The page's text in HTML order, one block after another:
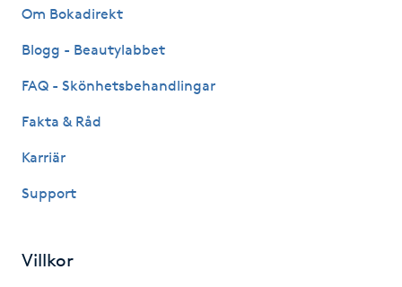
Hårvård
Hälsa
IPL
Om Bokadirekt
Blogg - Beautylabbet
FAQ - Skönhetsbehandlingar
Fakta & Råd
Karriär
Support
Villkor